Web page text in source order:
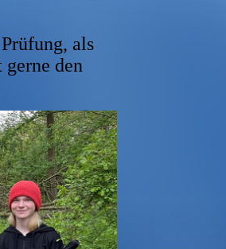
als
gerne den